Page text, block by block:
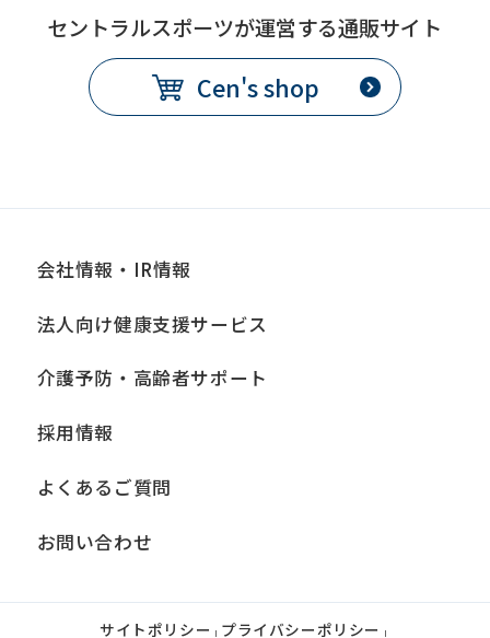
セントラルスポーツが運営する通販サイト
Cen's shop
会社情報・IR情報
法人向け健康支援サービス
介護予防・高齢者サポート
採用情報
よくあるご質問
お問い合わせ
サイトポリシー | プライバシーポリシー |